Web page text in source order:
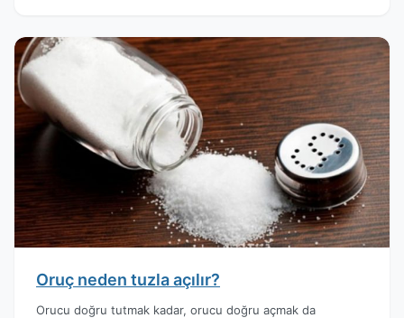
Oruç neden tuzla açılır?
Orucu doğru tutmak kadar, orucu doğru açmak da